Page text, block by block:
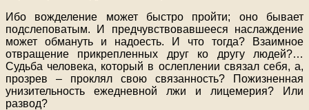
Ибо вожделение может быстро пройти; оно бывает
подслеповатым. И предчувствовавшееся наслаждение
может обмануть и надоесть. И что тогда? Взаимное
отвращение прикрепленных друг ко другу людей?…
Судьба человека, который в ослеплении связал себя, а,
прозрев – проклял свою связанность? Пожизненная
унизительность ежедневной лжи и лицемерия? Или
развод?